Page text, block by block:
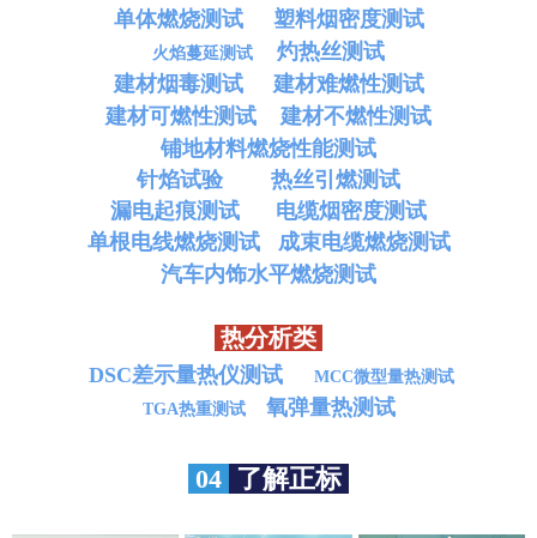
单体燃烧测试 塑料烟密度测试
火焰蔓延测试
灼热丝测试
建材烟毒测试
建材难燃性测试
建材可燃性测试
建材不燃性测试
铺地材料燃烧性能测试
针焰试验
热丝引燃测试
漏电起痕测试
电缆烟密度测试
单根电线燃烧测试
成束电缆燃烧测试
汽车内饰水平燃烧测试
热分析类
DSC差示量热仪测试
MCC微型量热测试
TGA热重测试
氧弹量热测试
04 了解正标